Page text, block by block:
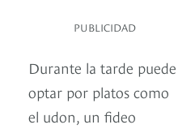
PUBLICIDAD
Durante la tarde puede
optar por platos como
el udon, un fideo